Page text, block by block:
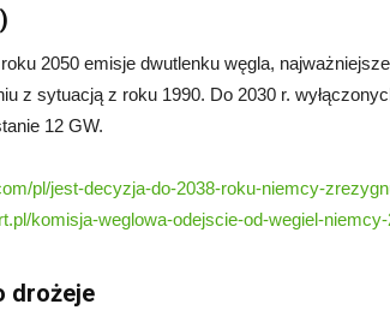
)
2050 emisje dwutlenku węgla,
z sytuacją z roku 1990. Do 2030 r.
12 GW.
pl/jest-decyzja-do-2038-roku-niemcy-
komisja-weglowa-odejscie-od-wegiel-
drożeje